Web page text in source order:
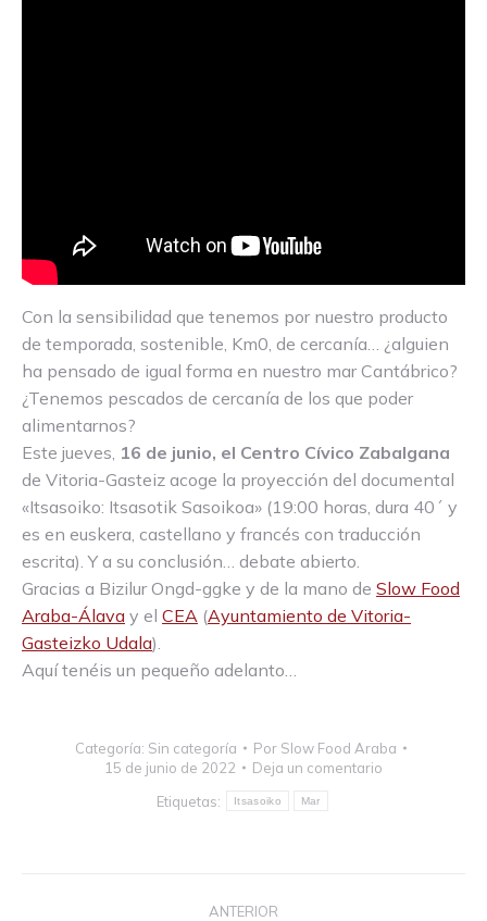
Con la sensibilidad que tenemos por nuestro producto
de temporada, sostenible, Km0, de cercanía… ¿alguien
ha pensado de igual forma en nuestro mar Cantábrico?
¿Tenemos pescados de cercanía de los que poder
alimentarnos?
Este jueves, 16 de junio, el Centro Cívico Zabalgana
de Vitoria-Gasteiz acoge la proyección del documental
«Itsasoiko: Itsasotik Sasoikoa» (19:00 horas, dura 40´ y
es en euskera, castellano y francés con traducción
escrita). Y a su conclusión… debate abierto.
Gracias a Bizilur Ongd-ggke y de la mano de Slow Food
Araba-Álava y el CEA (Ayuntamiento de Vitoria-
Gasteizko Udala).
Aquí tenéis un pequeño adelanto…
Categoría: Sin categoría Por Slow Food Araba
15 de junio de 2022
Deja un comentario
Etiquetas:
Itsasoiko Mar
ANTERIOR